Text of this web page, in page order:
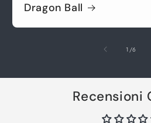
Dragon Ball
1 /su
6
Recensioni